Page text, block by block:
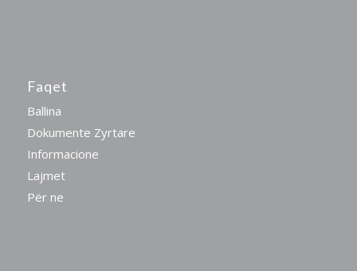
Faqet
Ballina
Dokumente Zyrtare
Informacione
Lajmet
Për ne